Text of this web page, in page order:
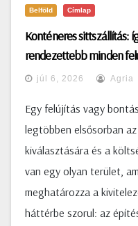
Belföld Címlap
Konténeres sittszállítás:
rendezettebb minden
júl 6, 2026 Agria
Egy felújítás vagy
legtöbben elsősorban
kiválasztására és a
van egy olyan terület,
meghatározza a
háttérbe szorul: az